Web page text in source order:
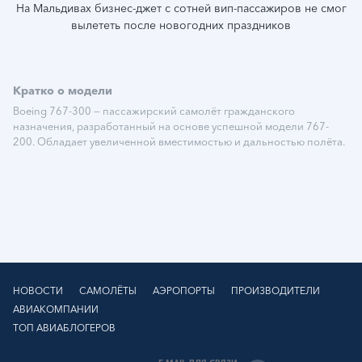
На Мальдивах бизнес-джет с сотней вип-пассажиров не смог
вылететь после новогодних праздников
Кратко о модели
Boeing 767-300 — пассажирский самолёт гражданского
назначения, разработанный на основе успешной модели 767-
200. Обладает увеличенной вместимостью и дальностью полёта.
НОВОСТИ САМОЛЁТЫ АЭРОПОРТЫ
ПРОИЗВОДИТЕЛИ
АВИАКОМПАНИИ
ТОП АВИАБЛОГЕРОВ